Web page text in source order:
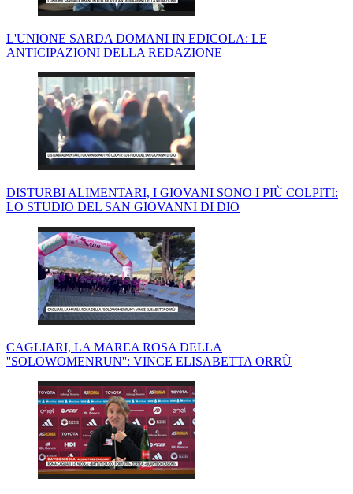
L'UNIONE SARDA DOMANI IN EDICOLA: LE
ANTICIPAZIONI DELLA REDAZIONE
DISTURBI ALIMENTARI, I GIOVANI SONO I PIÙ COLPITI:
LO STUDIO DEL SAN GIOVANNI DI DIO
CAGLIARI, LA MAREA ROSA DELLA
''SOLOWOMENRUN'': VINCE ELISABETTA ORRÙ